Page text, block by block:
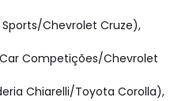
Sports/Chevrolet Cruze),
Competições/Chevrolet
Chiarelli/Toyota Corolla),